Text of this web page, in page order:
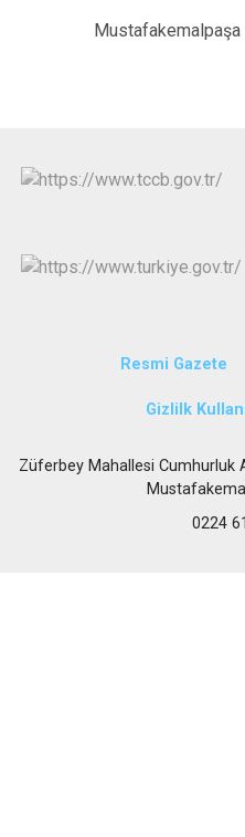
Mustafakemalpaşa
Resmi Gazete
Gizlilk
Züferbey Mahallesi Cumhurluk
0224